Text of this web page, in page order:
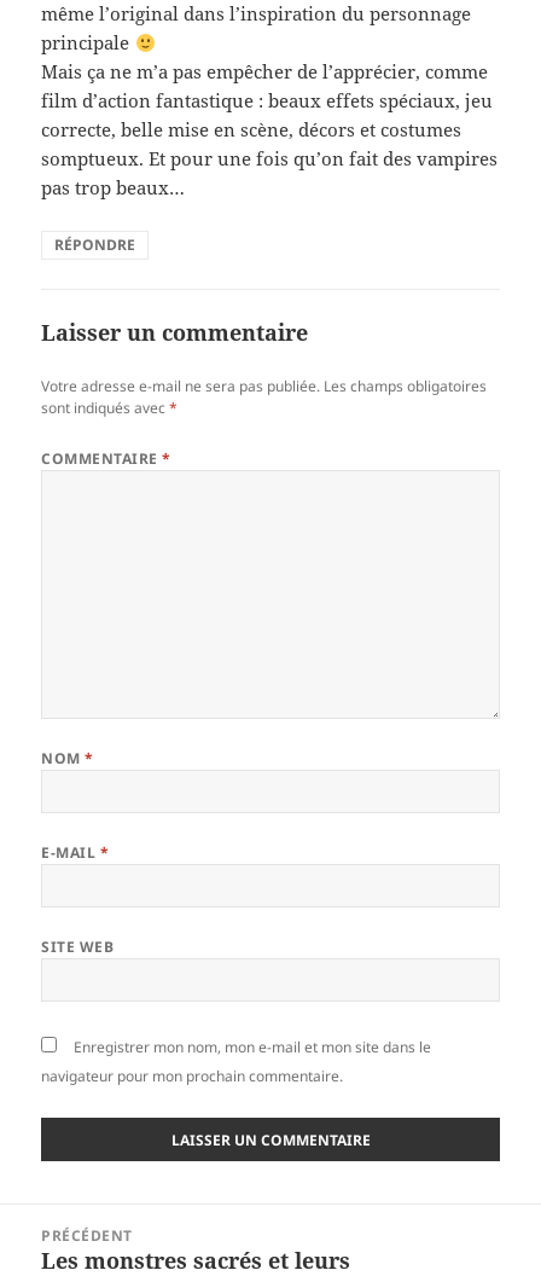
même l’original dans l’inspiration du personnage
principale
Mais ça ne m’a pas empêcher de l’apprécier, comme
film d’action fantastique : beaux effets spéciaux, jeu
correcte, belle mise en scène, décors et costumes
somptueux. Et pour une fois qu’on fait des vampires
pas trop beaux…
RÉPONDRE
Laisser un commentaire
Votre adresse e-mail ne sera pas publiée. Les champs obligatoires
sont indiqués avec*
COMMENTAIRE*
NOM*
E-MAIL *
SITE WEB
Enregistrer mon nom, mon e-mail et mon site dans le
navigateur pour mon prochain commentaire.
PRÉCÉDENT
Article
Les monstres sacrés et leurs